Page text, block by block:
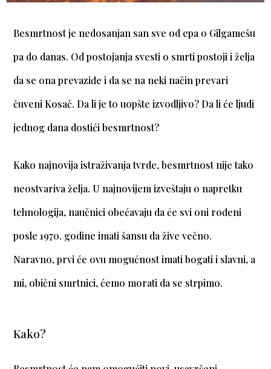
Besmrtnost je nedosanjan san sve od epa o Gilgamešu
pa do danas. Od postojanja svesti o smrti postoji i želja
da se ona prevaziđe i da se na neki način prevari
čuveni Kosač. Da li je to uopšte izvodljivo? Da li će ljudi
jednog dana dostići besmrtnost?
Kako najnovija istraživanja tvrde, besmrtnost nije tako
neostvariva želja. U najnovijem izveštaju o napretku
tehnologija, naučnici obećavaju da će svi oni rođeni
posle 1970. godine imati šansu da žive večno.
Naravno, prvi će ovu mogućnost imati bogati i slavni, a
mi, obični smrtnici, ćemo morati da se strpimo.
Kako?